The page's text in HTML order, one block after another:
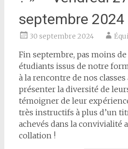
septembre 2024
30 septembre 2024
Fin septembre, pas moins
étudiants issus de notre
à la rencontre de nos
présenter la diversité de
témoigner de leur
très instructifs à plus d’un
achevés dans la convivialité
collation !